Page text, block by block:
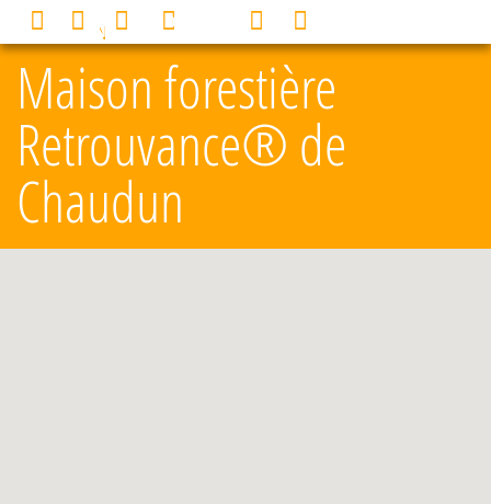
Maison forestière
Retrouvance® de
Chaudun
MENU 0
Panneau de gestion des cookies